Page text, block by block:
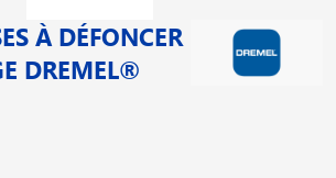
À DÉFONCER
DREMEL®